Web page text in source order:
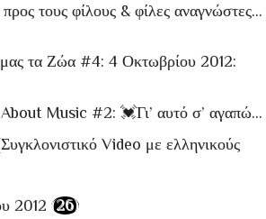
τους φίλους & φίλες αναγνώστες…
τα Ζώα #4: 4 Οκτωβρίου 2012:
Music #2: 💓Γι’ αυτό σ’ αγαπώ…
Video με ελληνικούς
2012 (26)